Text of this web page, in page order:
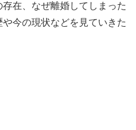
在、なぜ離婚してしまった
今の現状などを見ていきた